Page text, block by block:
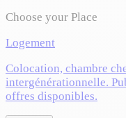
Choose your Place
Logement
Colocation, chambre
intergénérationnelle.
offres disponibles.